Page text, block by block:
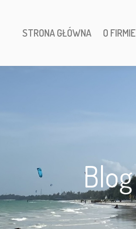
STRONA GŁÓWNA O FIRMIE
Blog